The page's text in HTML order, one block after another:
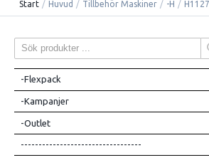
Start / Huvud / Tillbehör Maskiner / -H /
-Flexpack
-Kampanjer
-Outlet
----------------------------------